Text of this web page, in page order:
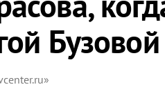
Бузовой